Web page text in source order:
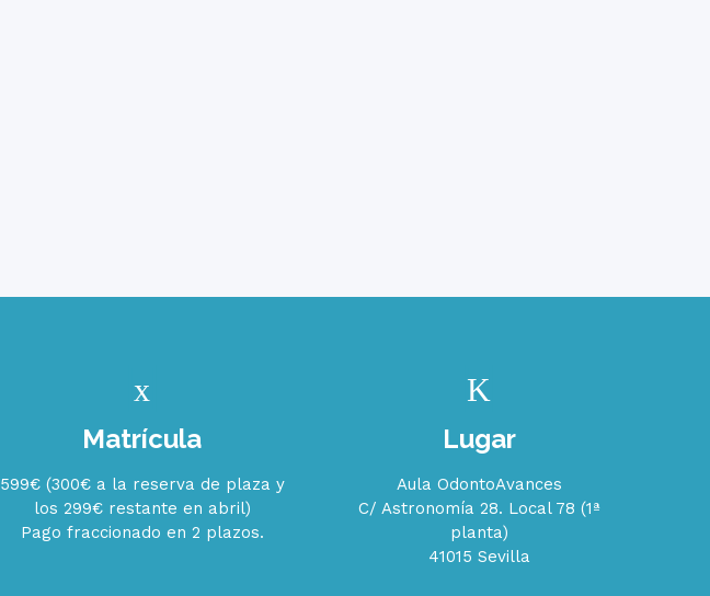
Matrícula
599€ (300€ a la reserva de plaza y
los 299€ restante en abril)
Pago fraccionado en 2 plazos.
Lugar
Aula OdontoAvances
C/ Astronomía 28. Local 78 (1ª
planta)
41015 Sevilla